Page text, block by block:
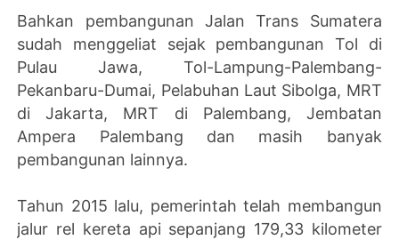
Bahkan pembangunan Jalan Trans Sumatera
sudah menggeliat sejak pembangunan Tol di
Pulau Jawa, Tol-Lampung-Palembang-
Pekanbaru-Dumai, Pelabuhan Laut Sibolga, MRT
di Jakarta, MRT di Palembang, Jembatan
Ampera Palembang dan masih banyak
pembangunan lainnya.
Tahun 2015 lalu, pemerintah telah membangun
jalur rel kereta api sepanjang 179,33 kilometer